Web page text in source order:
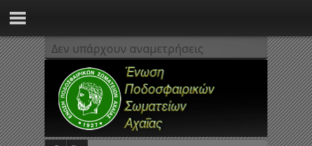
Δεν υπάρχουν αναμετρήσεις